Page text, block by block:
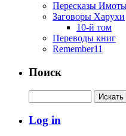
Пересказы
Заговоры Харухи
10-й том
Переводы книг
Remember11
Поиск
Log in